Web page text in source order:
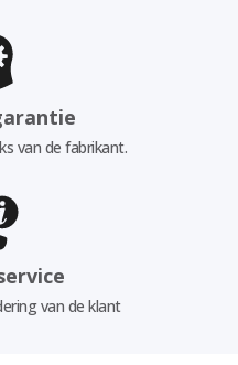
van de fabrikant.
van de klant